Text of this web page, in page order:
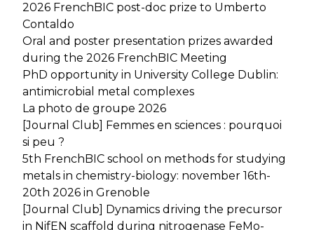
2026 FrenchBIC post-doc prize to Umberto
Contaldo
Oral and poster presentation prizes awarded
during the 2026 FrenchBIC Meeting
PhD opportunity in University College Dublin:
antimicrobial metal complexes
La photo de groupe 2026
[Journal Club] Femmes en sciences : pourquoi
si peu ?
5th FrenchBIC school on methods for studying
metals in chemistry-biology: november 16th-
20th 2026 in Grenoble
[Journal Club] Dynamics driving the precursor
in NifEN scaffold during nitrogenase FeMo-